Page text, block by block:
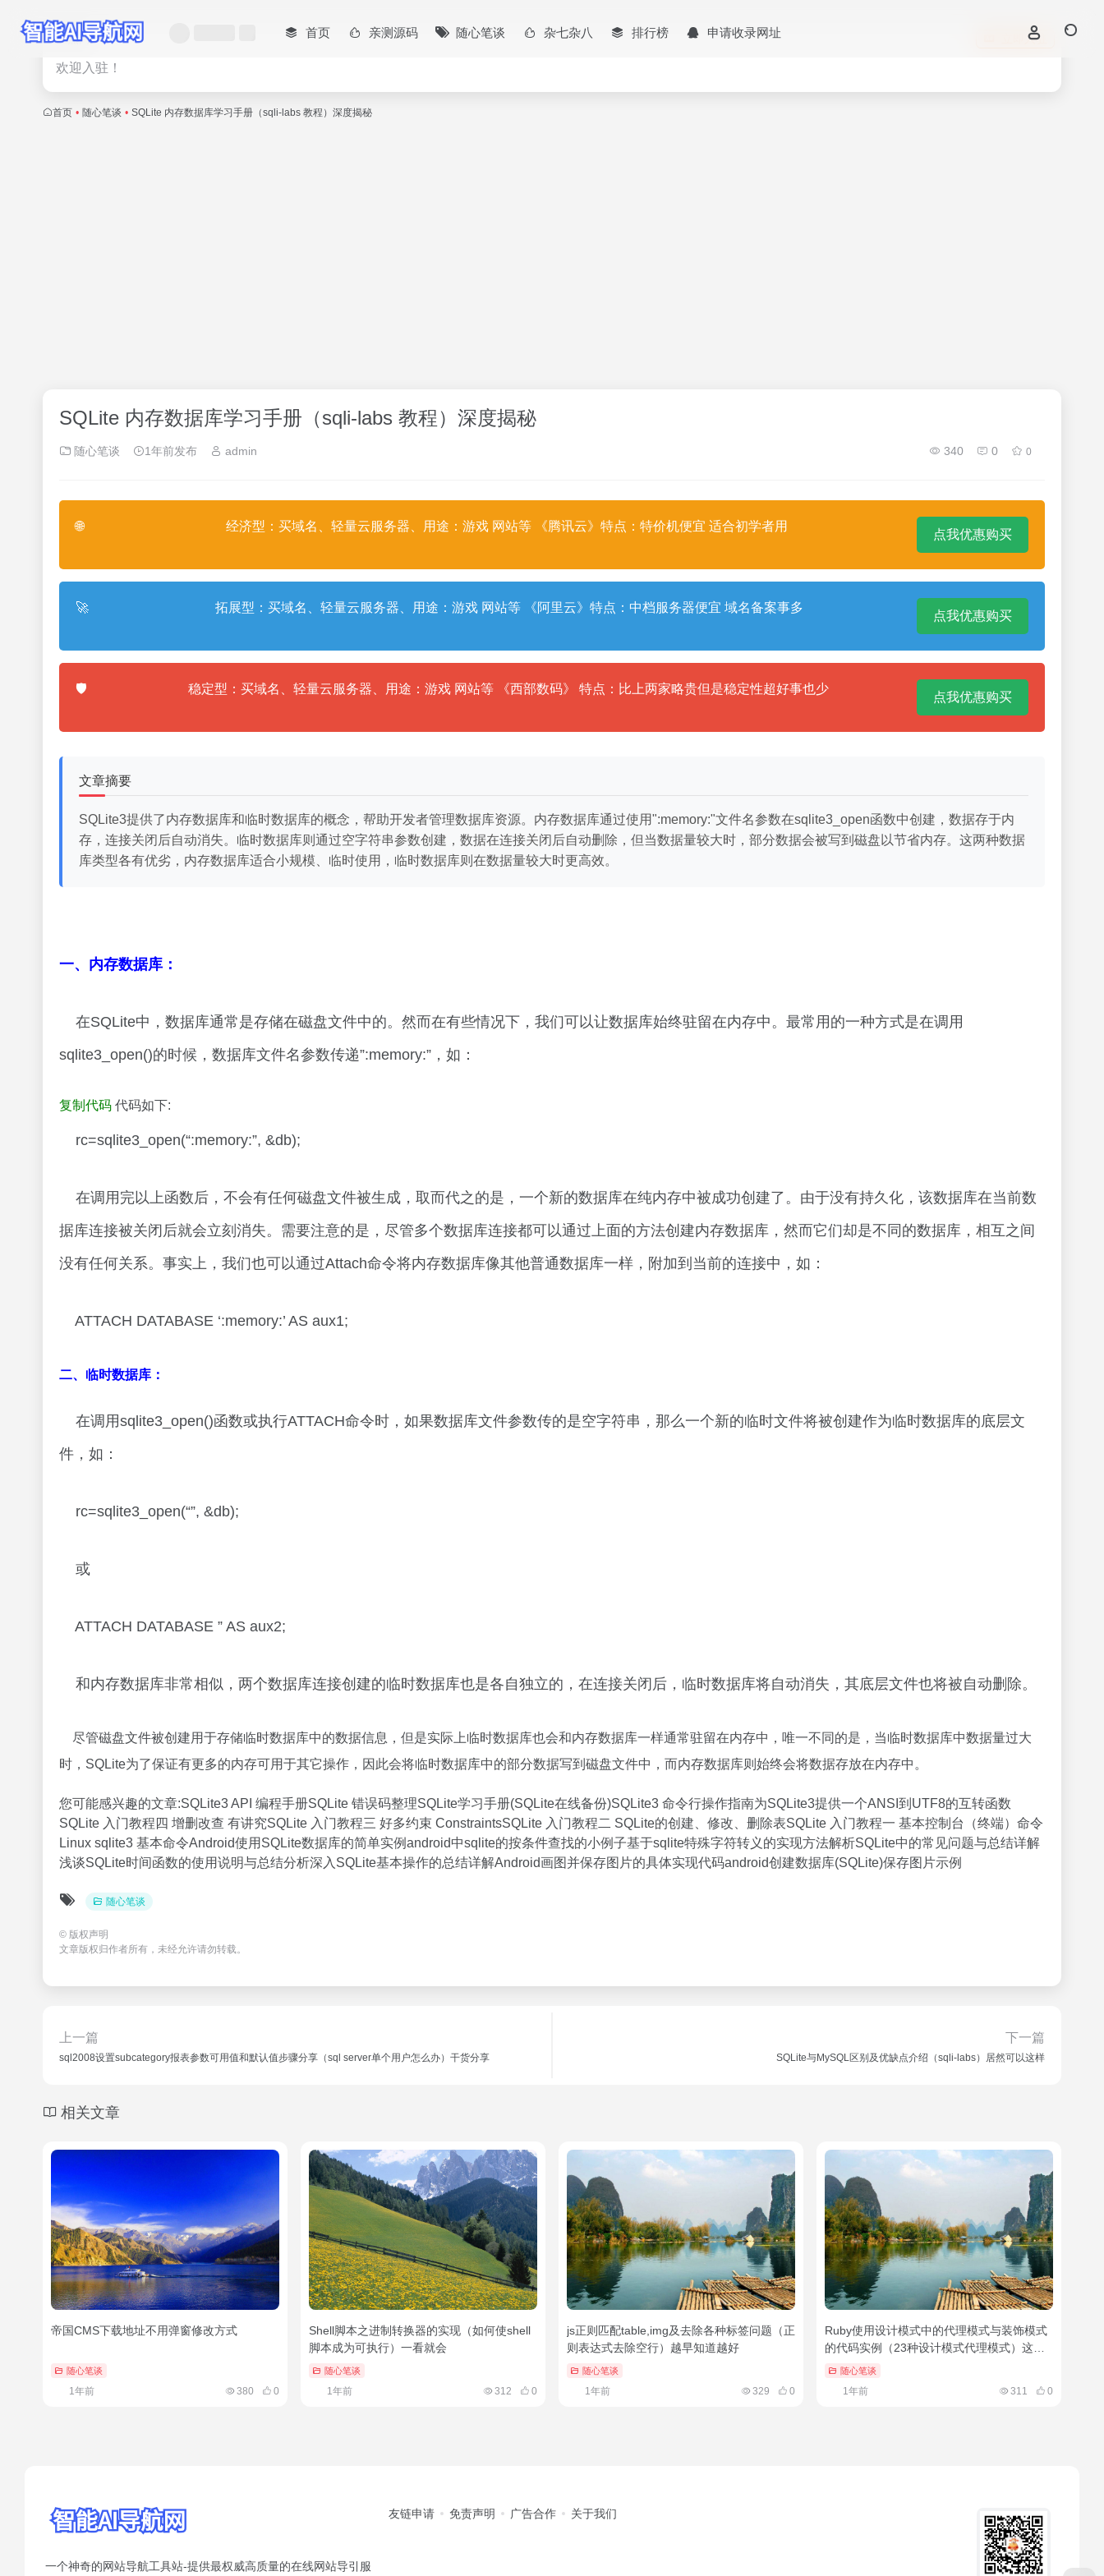
首页 亲测源码 随心笔谈 杂七杂八 排行榜 申请收录网址
热门 立即入驻
欢迎入驻！
首页 • 随心笔谈 • SQLite 内存数据库学习手册（sqli-labs 教程）深度揭秘
SQLite 内存数据库学习手册（sqli-labs 教程）深度揭秘
随心笔谈 1年前发布 admin 340 0 0
🌐 经济型：买域名、轻量云服务器、用途：游戏 网站等 《腾讯云》特点：特价机便宜 适合初学者用
点我优惠购买
🚀 拓展型：买域名、轻量云服务器、用途：游戏 网站等 《阿里云》特点：中档服务器便宜 域名备案事多
点我优惠购买
🛡️ 稳定型：买域名、轻量云服务器、用途：游戏 网站等 《西部数码》 特点：比上两家略贵但是稳定性超好事也少
点我优惠购买
文章摘要
SQLite3提供了内存数据库和临时数据库的概念，帮助开发者管理数据库资源。内存数据库通过使用":memory:"文件名参数在sqlite3_open函数中创建，数据存于内
存，连接关闭后自动消失。临时数据库则通过空字符串参数创建，数据在连接关闭后自动删除，但当数据量较大时，部分数据会被写到磁盘以节省内存。这两种数据
库类型各有优劣，内存数据库适合小规模、临时使用，临时数据库则在数据量较大时更高效。
一、内存数据库：
在SQLite中，数据库通常是存储在磁盘文件中的。然而在有些情况下，我们可以让数据库始终驻留在内存中。最常用的一种方式是在调用
sqlite3_open()的时候，数据库文件名参数传递”:memory:”，如：
复制代码 代码如下:
rc=sqlite3_open(“:memory:”, &db);
在调用完以上函数后，不会有任何磁盘文件被生成，取而代之的是，一个新的数据库在纯内存中被成功创建了。由于没有持久化，该数据库在当前数
据库连接被关闭后就会立刻消失。需要注意的是，尽管多个数据库连接都可以通过上面的方法创建内存数据库，然而它们却是不同的数据库，相互之间
没有任何关系。事实上，我们也可以通过Attach命令将内存数据库像其他普通数据库一样，附加到当前的连接中，如：
ATTACH DATABASE ‘:memory:’ AS aux1;
二、临时数据库：
在调用sqlite3_open()函数或执行ATTACH命令时，如果数据库文件参数传的是空字符串，那么一个新的临时文件将被创建作为临时数据库的底层文
件，如：
rc=sqlite3_open(“”, &db);
或
ATTACH DATABASE ” AS aux2;
和内存数据库非常相似，两个数据库连接创建的临时数据库也是各自独立的，在连接关闭后，临时数据库将自动消失，其底层文件也将被自动删除。
尽管磁盘文件被创建用于存储临时数据库中的数据信息，但是实际上临时数据库也会和内存数据库一样通常驻留在内存中，唯一不同的是，当临时数据库中数据量过大
时，SQLite为了保证有更多的内存可用于其它操作，因此会将临时数据库中的部分数据写到磁盘文件中，而内存数据库则始终会将数据存放在内存中。
您可能感兴趣的文章:SQLite3 API 编程手册SQLite 错误码整理SQLite学习手册(SQLite在线备份)SQLite3 命令行操作指南为SQLite3提供一个ANSI到UTF8的互转函数
SQLite 入门教程四 增删改查 有讲究SQLite 入门教程三 好多约束 ConstraintsSQLite 入门教程二 SQLite的创建、修改、删除表SQLite 入门教程一 基本控制台（终端）命令
Linux sqlite3 基本命令Android使用SQLite数据库的简单实例android中sqlite的按条件查找的小例子基于sqlite特殊字符转义的实现方法解析SQLite中的常见问题与总结详解
浅谈SQLite时间函数的使用说明与总结分析深入SQLite基本操作的总结详解Android画图并保存图片的具体实现代码android创建数据库(SQLite)保存图片示例
随心笔谈
© 版权声明
文章版权归作者所有，未经允许请勿转载。
上一篇
sql2008设置subcategory报表参数可用值和默认值步骤分享（sql server单个用户怎么办）干货分享
下一篇
SQLite与MySQL区别及优缺点介绍（sqli-labs）居然可以这样
相关文章
帝国CMS下载地址不用弹窗修改方式
随心笔谈
1年前 380 0
Shell脚本之进制转换器的实现（如何使shell
脚本成为可执行）一看就会
随心笔谈
1年前 312 0
js正则匹配table,img及去除各种标签问题（正
则表达式去除空行）越早知道越好
随心笔谈
1年前 329 0
Ruby使用设计模式中的代理模式与装饰模式
的代码实例（23种设计模式代理模式）这样
也行？随心笔谈
1年前 311 0
一个神奇的网站导航工具站-提供最权威高质量的在线网站导引服
友链申请 免责声明 广告合作 关于我们